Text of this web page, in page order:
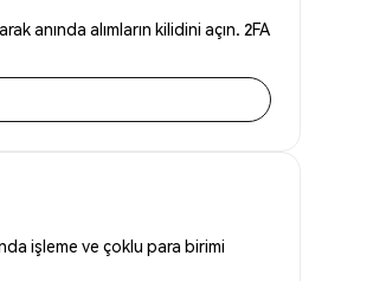
anında alımların kilidini açın. 2FA
işleme ve çoklu para birimi